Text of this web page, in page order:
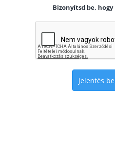
Bizonyítsd be,
Jelentés